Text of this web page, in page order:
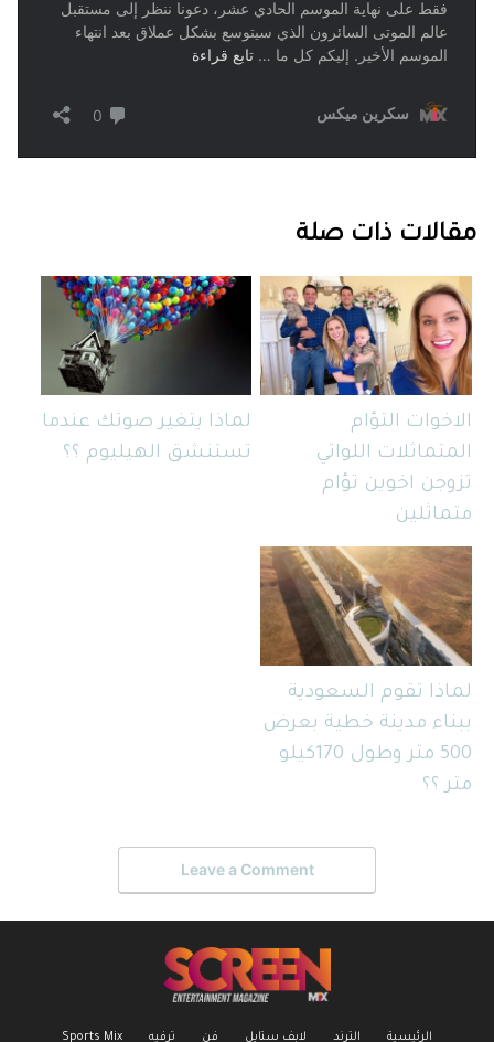
مقالات ذات صلة
الاخوات التؤام
المتماثلات اللواتي
تزوجن اخوين تؤام
متماثلين
لماذا يتغير صوتك عندما
تستنشق الهيليوم ؟؟
لماذا تقوم السعودية
ببناء مدينة خطية بعرض
500 متر وطول 170كيلو
متر ؟؟
Leave a Comment
الرئيسية الترند لابف ستايل فن ترفيه Sports Mix